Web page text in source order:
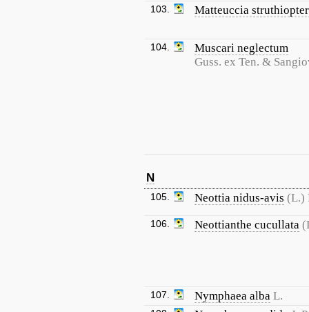
103. Matteuccia
104.
Muscari neglectum
Guss. ex Ten. &
N
105. Neottia nidus-avis (L.)
106. Neottianthe cucullata
107. Nymphaea alba L.